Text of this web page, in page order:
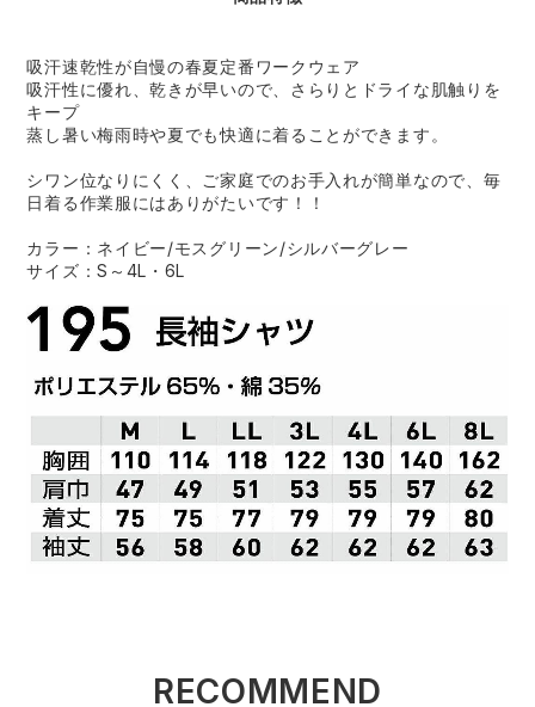
吸汗速乾性が自慢の春夏定番ワークウェア
吸汗性に優れ、乾きが早いので、さらりとドライな肌触りを
キープ
蒸し暑い梅雨時や夏でも快適に着ることができます。
シワン位なりにくく、ご家庭でのお手入れが簡単なので、毎
日着る作業服にはありがたいです！！
カラー：ネイビー/モスグリーン/シルバーグレー
サイズ：S～4L・6L
RECOMMEND